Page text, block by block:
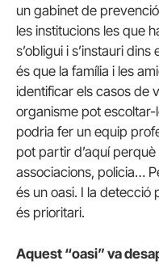
un gabinet de
les institucions les que
s’obligui i s’instauri
és que la família i les
identificar els casos de
organisme pot
podria fer un equip
pot partir d’aquí
associacions, policia…
és un oasi. I la detecció
és prioritari.
Aquest “oasi” va